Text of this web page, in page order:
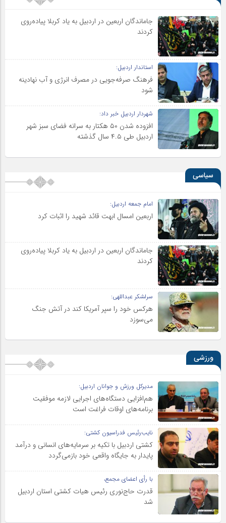
جاماندگان اربعین در اردبیل به یاد کربلا پیاده‌روی
کردند
استاندار اردبیل:
فرهنگ صرفه‌جویی در مصرف انرژی و آب نهادینه
شود
شهردار اردبیل خبر داد:
افزوده شدن ۵۰ هکتار به سرانه فضای سبز شهر
اردبیل طی ۴.۵ سال گذشته
سیاسی
امام جمعه اردبیل:
اربعین امسال ابهت قائد شهید را اثبات کرد
جاماندگان اربعین در اردبیل به یاد کربلا پیاده‌روی
کردند
سرلشکر عبداللهی:
هرکس خود را سپر آمریکا کند در آتش جنگ
می‌سوزد
ورزشی
مدیرکل ورزش و جوانان اردبیل:
هم‌افزایی دستگاه‌های اجرایی لازمه موفقیت
برنامه‌های اوقات فراغت است
نایب‌رئیس فدراسیون کشتی:
کشتی اردبیل با تکیه بر سرمایه‌های انسانی و درآمد
پایدار به جایگاه واقعی خود بازمی‌گردد
با رأی اعضای مجمع،
قدرت حاج‌نوری رئیس هیات کشتی استان اردبیل
شد